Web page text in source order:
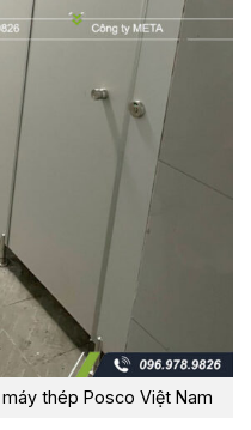
thép Posco Việt Nam